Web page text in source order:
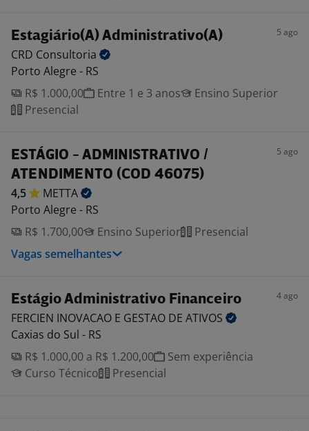
Estagiário(A) Administrativo(A) 5 ago
CRD Consultoria
Porto Alegre - RS
R$ 1.000,00
Entre 1 e 3 anos
Ensino Superior
Presencial
ESTÁGIO - ADMINISTRATIVO /
ATENDIMENTO (COD 46075)
5 ago
4,5
METTA
Porto Alegre - RS
R$ 1.700,00
Ensino Superior
Presencial
Vagas semelhantes
Estágio Administrativo Financeiro 4 ago
FERCIEN INOVACAO E GESTAO DE ATIVOS
Caxias do Sul - RS
R$ 1.000,00 a R$ 1.200,00
Sem experiência
Curso Técnico
Presencial